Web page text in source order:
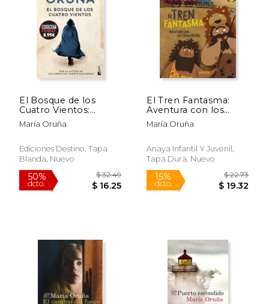
$ 18.65
El Bosque de los
Cuatro Vientos:
Edición Limitada a
Precio Especial
María Oruña
Ediciones Destino, Tapa
Blanda, Nuevo
El Tren Fantasma:
Aventura con los
Trogloditas
María Oruña
Anaya Infantil Y Juvenil,
Tapa Dura, Nuevo